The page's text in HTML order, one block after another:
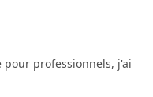
professionnels, j'ai